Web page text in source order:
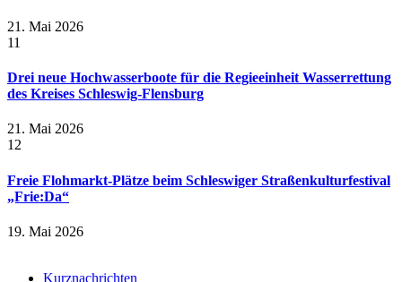
21. Mai 2026
11
Drei neue Hochwasserboote für die Regieeinheit Wasserrettung
des Kreises Schleswig-Flensburg
21. Mai 2026
12
Freie Flohmarkt-Plätze beim Schleswiger Straßenkulturfestival
„Frie:Da“
19. Mai 2026
Kurznachrichten